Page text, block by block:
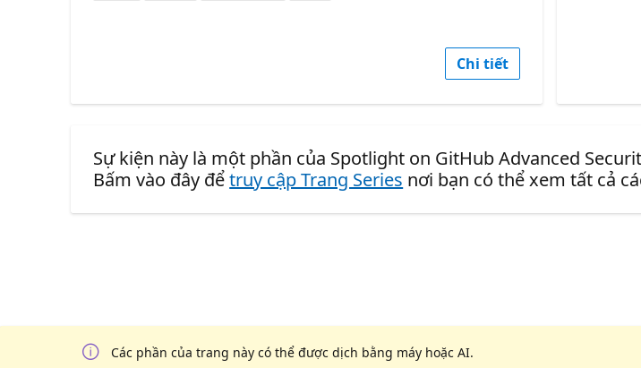
Chi tiết
Sự kiện này là một phần của Spotlight on GitHub Advanced
Bấm vào đây đểtruy cập Trang Series nơi bạn có thể xem tất cả
Các phần của trang này có thể được dịch bằng máy hoặc AI.